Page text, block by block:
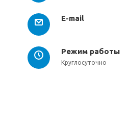
E-mail
Режим работы
Круглосуточно